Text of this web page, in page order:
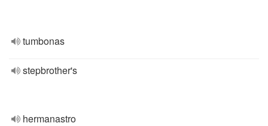
tumbonas
stepbrother's
hermanastro